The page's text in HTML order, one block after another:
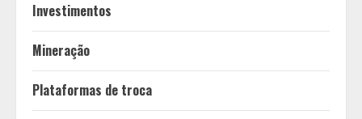
Investimentos
Mineração
Plataformas de troca